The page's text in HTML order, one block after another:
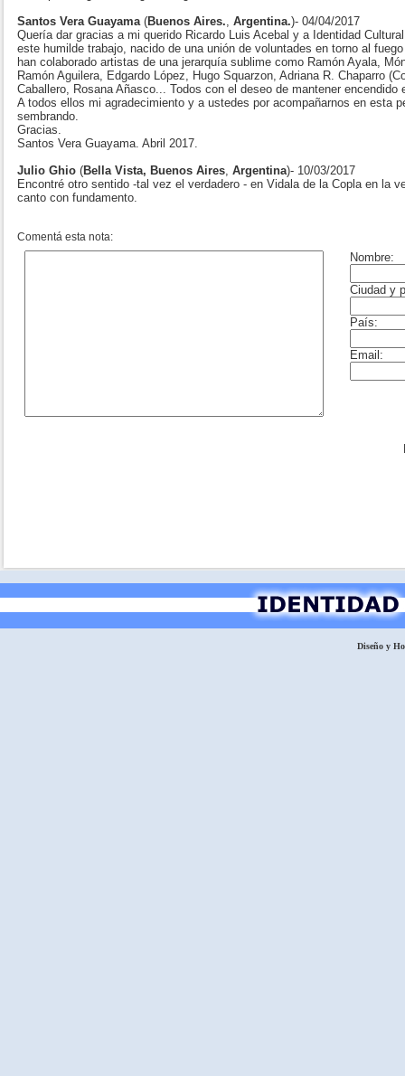
Santos Vera Guayama(Buenos Aires., Argentina.)- 04/04/2017
Quería dar gracias a mi querido Ricardo Luis Acebal y a Identidad
este humilde trabajo, nacido de una unión de voluntades en torno al
han colaborado artistas de una jerarquía sublime como Ramón Ayala,
Ramón Aguilera, Edgardo López, Hugo Squarzon, Adriana R. Chaparro
Caballero, Rosana Añasco... Todos con el deseo de mantener encendido
A todos ellos mi agradecimiento y a ustedes por acompañarnos en esta
sembrando.
Gracias.
Santos Vera Guayama. Abril 2017.
Julio Ghio (Bella Vista, Buenos Aires, Argentina)- 10/03/2017
Encontré otro sentido -tal vez el verdadero - en Vidala de la Copla en la
canto con fundamento.
Comentá esta nota:
Diseño y